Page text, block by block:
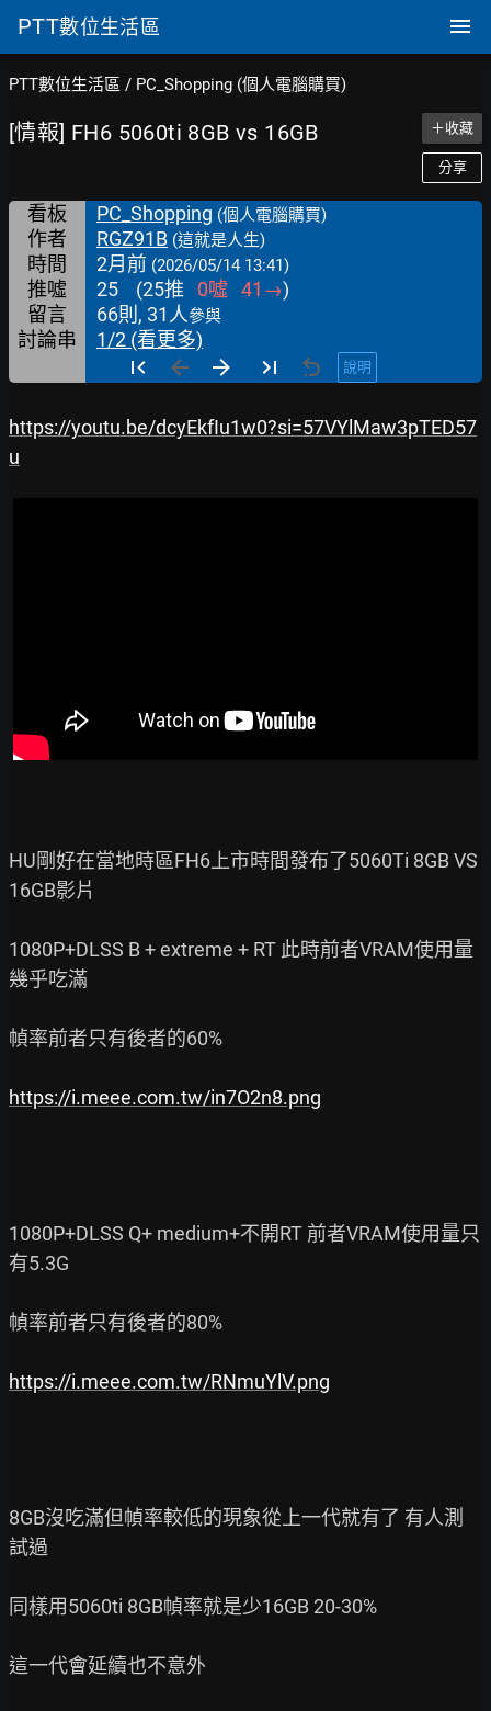
PTT數位生活區
PTT數位生活區 / PC_Shopping (個人電腦購買)
[情報] FH6 5060ti 8GB vs 16GB ＋收藏
分享
看板 PC_Shopping (個人電腦購買)
作者 RGZ91B (這就是人生)
時間 2月前 (2026/05/14 13:41)
推噓 25 (25推 0噓 41 →)
留言
66則, 31人參與
討論串 1/2 (看更多)
說明
https://youtu.be/dcyEkfIu1w0?si=57VYlMaw3pTED57
u
HU剛好在當地時區FH6上市時間發布了5060Ti 8GB VS
16GB影片
1080P+DLSS B + extreme + RT 此時前者VRAM使用量
幾乎吃滿
幀率前者只有後者的60%
https://i.meee.com.tw/in7O2n8.png
1080P+DLSS Q+ medium+不開RT 前者VRAM使用量只
有5.3G
幀率前者只有後者的80%
https://i.meee.com.tw/RNmuYlV.png
8GB沒吃滿但幀率較低的現象從上一代就有了 有人測
試過
同樣用5060ti 8GB幀率就是少16GB 20-30%
這一代會延續也不意外